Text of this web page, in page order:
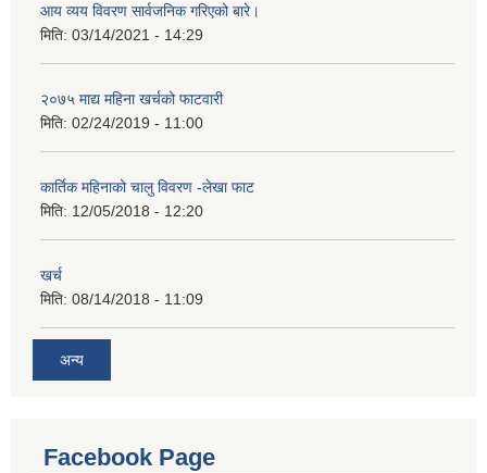
आय व्यय विवरण सार्वजनिक गरिएको बारे।
मिति: 03/14/2021 - 14:29
२०७५ माद्य महिना खर्चको फाटवारी
मिति: 02/24/2019 - 11:00
कार्तिक महिनाको चालु विवरण -लेखा फाट
मिति: 12/05/2018 - 12:20
खर्च
मिति: 08/14/2018 - 11:09
अन्य
Facebook Page